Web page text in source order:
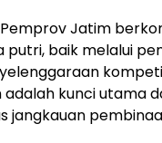
Jatim
putri, baik melalui
adalah kunci utama
jangkauan